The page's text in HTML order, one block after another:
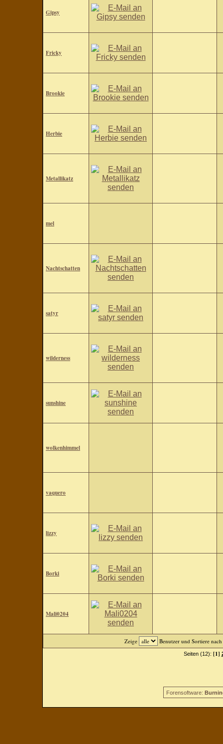
Gipsy
Fricky
Brookie
Herbie
Metallikatz
mel
Nachtschatten
satyr
wilderness
sunshine
wolkenhimmel
vaquero
lizzy
Borki
Mali0204
Zeige Benutzer und Sortiere nach
Seiten (12): [1]
Forensoftware: